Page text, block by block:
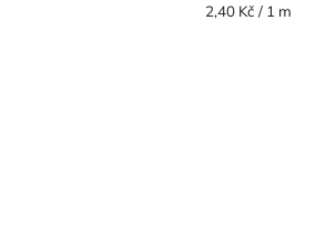
Měrná
2,40 Kč / 1 m